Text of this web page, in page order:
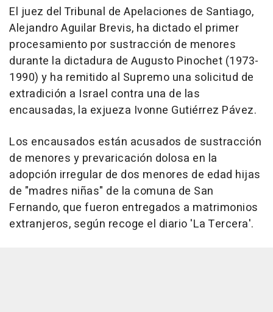
El juez del Tribunal de Apelaciones de Santiago,
Alejandro Aguilar Brevis, ha dictado el primer
procesamiento por sustracción de menores
durante la dictadura de Augusto Pinochet (1973-
1990) y ha remitido al Supremo una solicitud de
extradición a Israel contra una de las
encausadas, la exjueza Ivonne Gutiérrez Pávez.
Los encausados están acusados de sustracción
de menores y prevaricación dolosa en la
adopción irregular de dos menores de edad hijas
de "madres niñas" de la comuna de San
Fernando, que fueron entregados a matrimonios
extranjeros, según recoge el diario 'La Tercera'.